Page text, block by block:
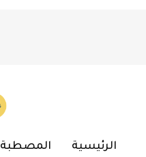
الرئيسية المصطبة